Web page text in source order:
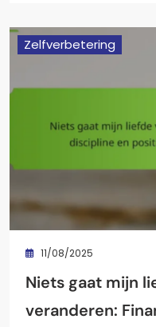
Zelfverbetering
11/08/2025
Niets gaat mijn
veranderen: